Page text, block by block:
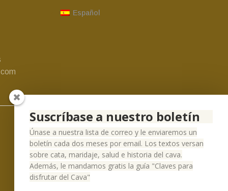
Español
Suscríbase a nuestro boletín
Únase a nuestra lista de correo y le enviaremos un
boletín cada dos meses por email. Los textos versan
sobre cata, maridaje, salud e historia del cava.
Además, le mandamos gratis la guía "Claves para
disfrutar del Cava"